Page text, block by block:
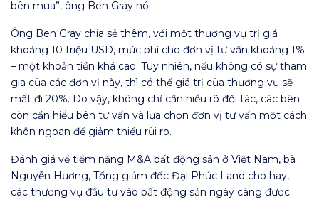
bên mua”, ông Ben Gray nói.
Ông Ben Gray chia sẻ thêm, với một thương vụ trị giá
khoảng 10 triệu USD, mức phí cho đơn vị tư vấn khoảng 1%
– một khoản tiền khá cao. Tuy nhiên, nếu không có sự tham
gia của các đơn vị này, thì có thể giá trị của thương vụ sẽ
mất đi 20%. Do vậy, không chỉ cần hiểu rõ đối tác, các bên
còn cần hiểu bên tư vấn và lựa chọn đơn vị tư vấn một cách
khôn ngoan để giảm thiểu rủi ro.
Đánh giá về tiềm năng M&A bất động sản ở Việt Nam, bà
Nguyễn Hương, Tổng giám đốc Đại Phúc Land cho hay,
các thương vụ đầu tư vào bất động sản ngày càng được